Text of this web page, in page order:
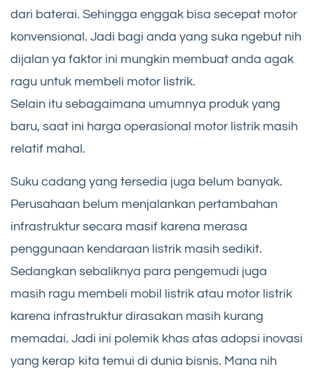
dari baterai. Sehingga enggak bisa secepat motor
konvensional. Jadi bagi anda yang suka ngebut nih
dijalan ya faktor ini mungkin membuat anda agak
ragu untuk membeli motor listrik.
Selain itu sebagaimana umumnya produk yang
baru, saat ini harga operasional motor listrik masih
relatif mahal.
Suku cadang yang tersedia juga belum banyak.
Perusahaan belum menjalankan pertambahan
infrastruktur secara masif karena merasa
penggunaan kendaraan listrik masih sedikit.
Sedangkan sebaliknya para pengemudi juga
masih ragu membeli mobil listrik atau motor listrik
karena infrastruktur dirasakan masih kurang
memadai. Jadi ini polemik khas atas adopsi inovasi
yang kerap kita temui di dunia bisnis. Mana nih